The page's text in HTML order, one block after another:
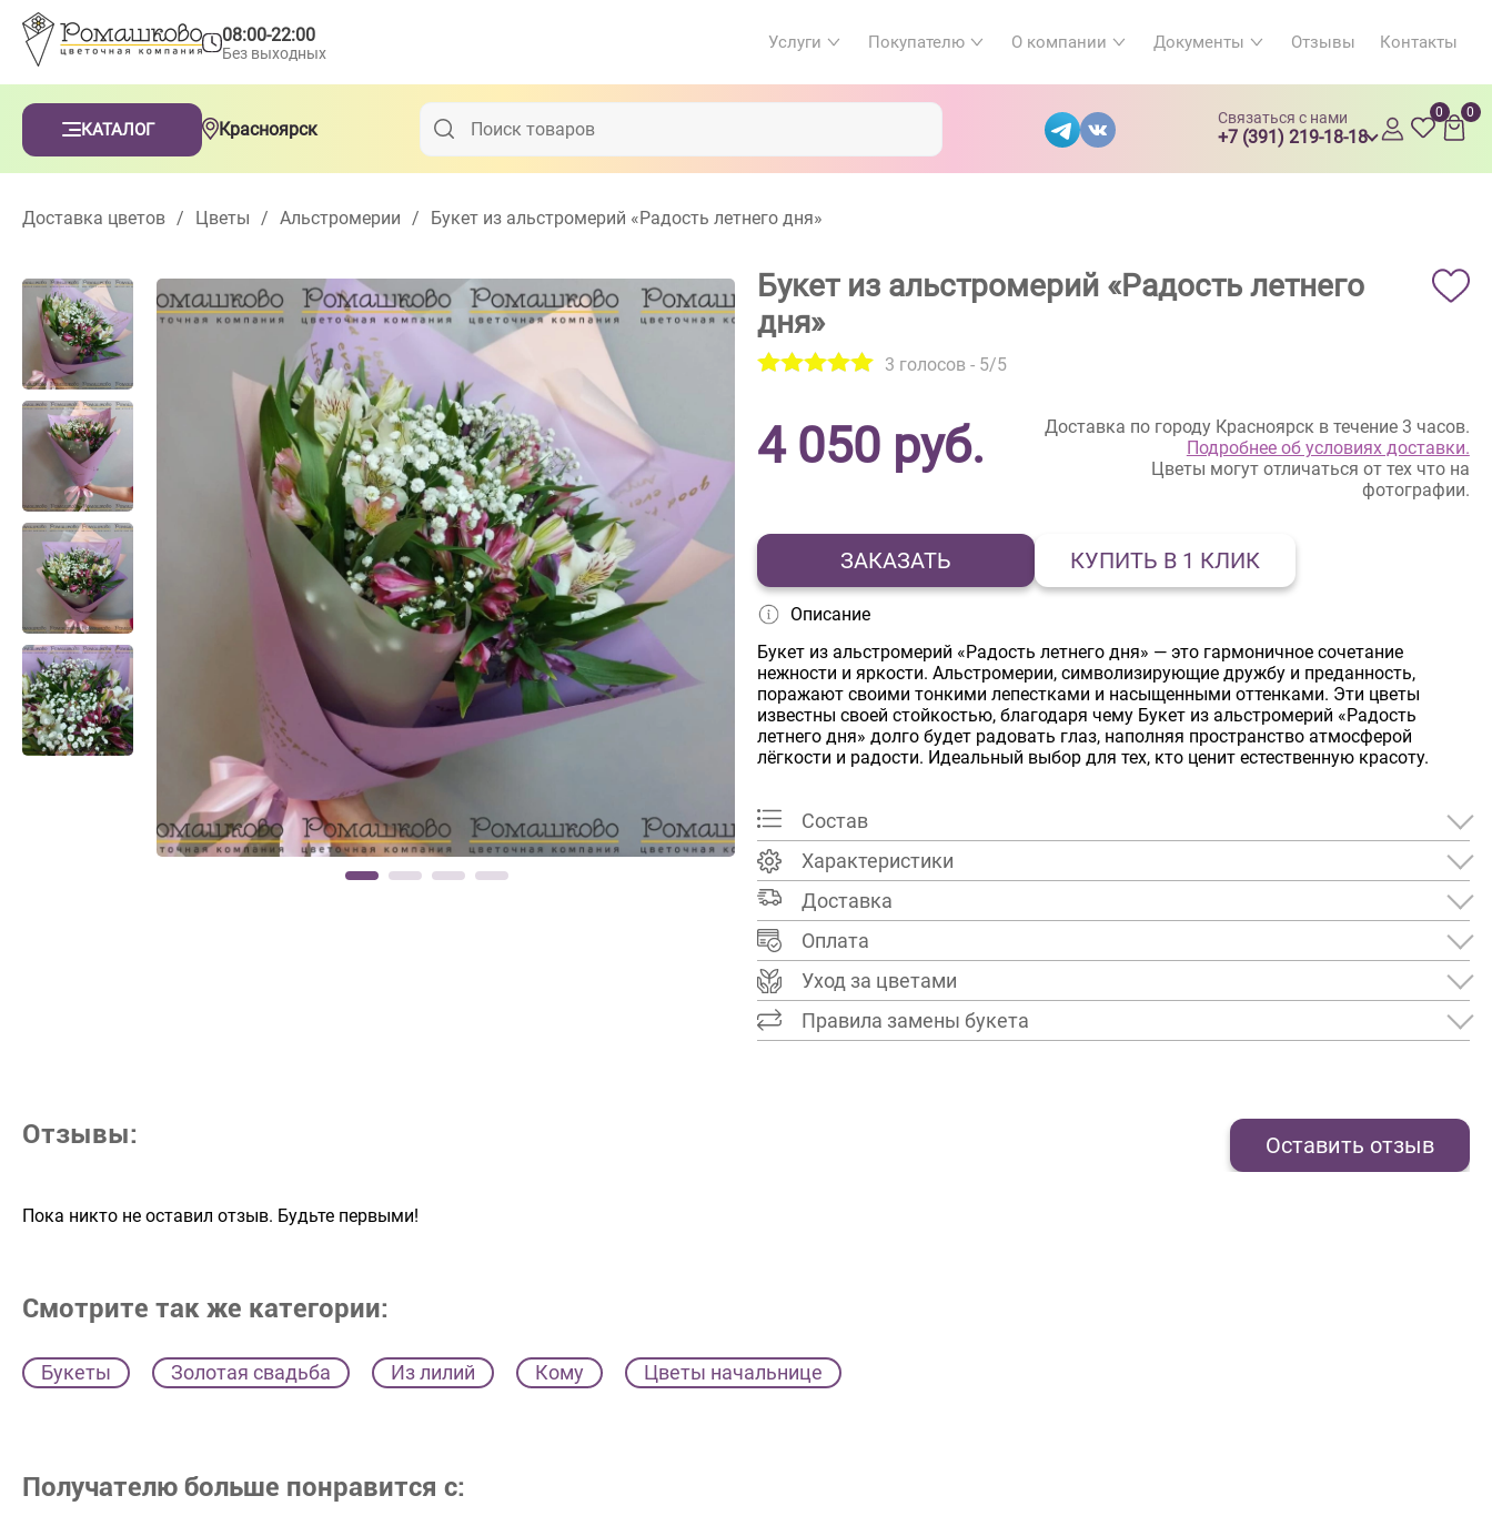
08:00-22:00
Без выходных
Услуги Покупателю О компании Документы Отзывы Контакты
КАТАЛОГ Красноярск
Связаться с нами
+7 (391) 219-18-18
0 0
Доставка цветов / Цветы / Альстромерии / Букет из альстромерий «Радость летнего дня»
Букет из альстромерий «Радость летнего
дня»
3 голосов - 5/5
4 050 руб.
Доставка по городу Красноярск в течение 3 часов.
Подробнее об условиях доставки.
Цветы могут отличаться от тех что на
фотографии.
ЗАКАЗАТЬ КУПИТЬ В 1 КЛИК
Описание
Букет из альстромерий «Радость летнего дня» — это гармоничное сочетание
нежности и яркости. Альстромерии, символизирующие дружбу и преданность,
поражают своими тонкими лепестками и насыщенными оттенками. Эти цветы
известны своей стойкостью, благодаря чему Букет из альстромерий «Радость
летнего дня» долго будет радовать глаз, наполняя пространство атмосферой
лёгкости и радости. Идеальный выбор для тех, кто ценит естественную красоту.
Состав
Характеристики
Доставка
Оплата
Уход за цветами
Правила замены букета
Отзывы: Оставить отзыв
Пока никто не оставил отзыв. Будьте первыми!
Смотрите так же категории:
Букеты Золотая свадьба Из лилий Кому Цветы начальнице
Получателю больше понравится с: